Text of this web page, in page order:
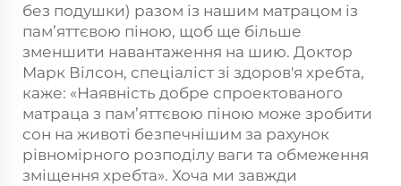
без подушки) разом із нашим матрацом із
пам’яттєвою піною, щоб ще більше
зменшити навантаження на шию. Доктор
Марк Вілсон, спеціаліст зі здоров'я хребта,
каже: «Наявність добре спроектованого
матраца з пам’яттєвою піною може зробити
сон на животі безпечнішим за рахунок
рівномірного розподілу ваги та обмеження
зміщення хребта». Хоча ми завжди